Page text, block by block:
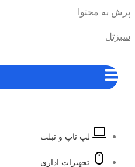
پرش به محتوا
سبزتل
لپ تاپ و تبلت
تجهیزات اداری